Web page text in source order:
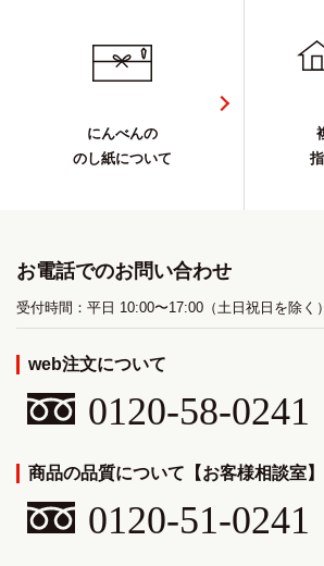
にんべんの
のし紙について
お電話でのお問い合わせ
受付時間：平日 10:00〜17:00（土日祝日を除く）
web注文について
0120-58-0241
商品の品質について【お客様相談室】
0120-51-0241